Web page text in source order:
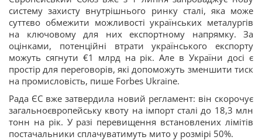
систему захисту внутрішнього ринку сталі, яка може
суттєво обмежити можливості українських металургів
на ключовому для них експортному напрямку. За
оцінками, потенційні втрати українського експорту
можуть сягнути €1 млрд на рік. Але в України досі є
простір для переговорів, які допоможуть зменшити тиск
на промисловість, пише Forbes Ukraine.
Рада ЄС вже затвердила новий регламент: він скорочує
загальноєвропейську квоту на імпорт сталі до 18,3 млн
тонн на рік. У разі перевищення встановлених лімітів
постачальники сплачуватимуть мито у розмірі 50%.